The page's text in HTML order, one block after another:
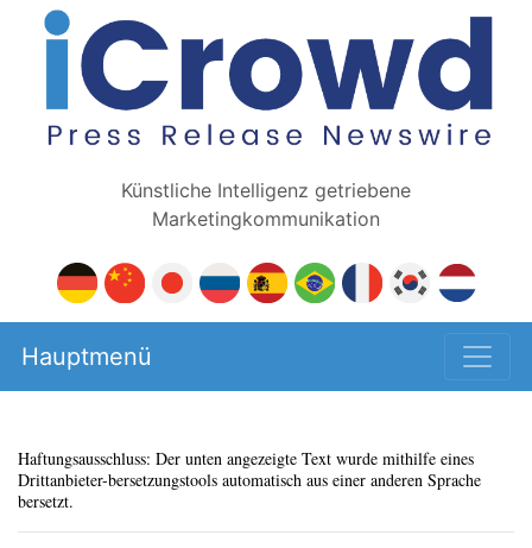
Künstliche Intelligenz getriebene
Marketingkommunikation
Hauptmenü
Haftungsausschluss: Der unten angezeigte Text wurde mithilfe eines
Drittanbieter-bersetzungstools automatisch aus einer anderen Sprache
bersetzt.